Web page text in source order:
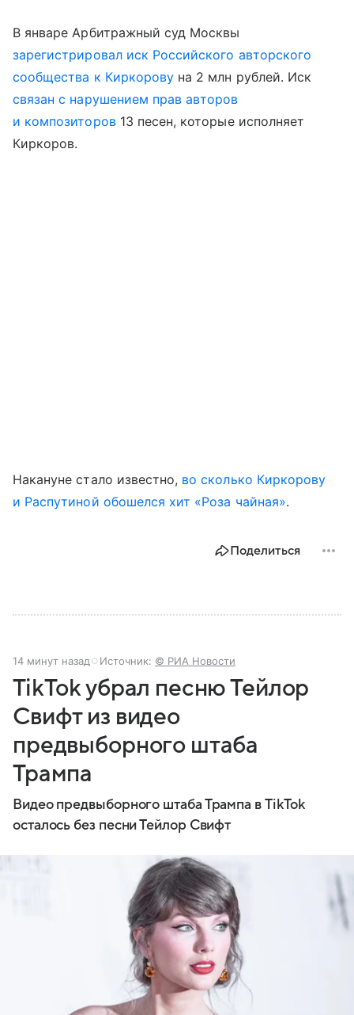
В январе Арбитражный суд Москвы
зарегистрировал иск Российского авторского
сообщества к Киркорову на 2 млн рублей. Иск
связан с нарушением прав авторов
и композиторов13 песен, которые исполняет
Киркоров.
Накануне стало известно, во сколько Киркорову
и Распутиной обошелся хит «Роза чайная».
Поделиться
14 минут назад Источник: © РИА Новости
TikTok убрал песню Тейлор
Свифт из видео
предвыборного штаба
Трампа
Видео предвыборного штаба Трампа в TikTok
осталось без песни Тейлор Свифт